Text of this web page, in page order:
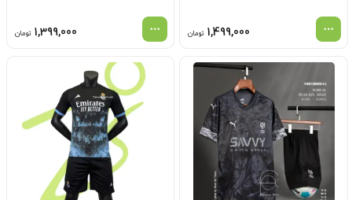
1,499,000 تومان 1,399,000 تومان